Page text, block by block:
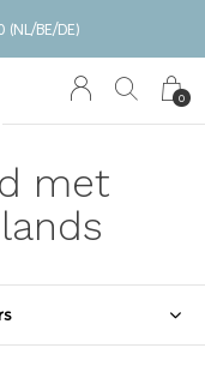
0
BE/DE)
met